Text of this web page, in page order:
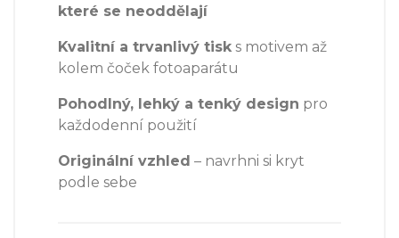
které se neoddělají
Kvalitní a trvanlivý tisk s motivem až
kolem čoček fotoaparátu
Pohodlný, lehký a tenký design pro
každodenní použití
Originální vzhled – navrhni si kryt
podle sebe